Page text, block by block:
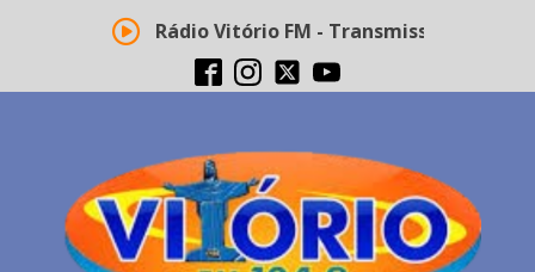
Rádio Vitório FM - Transmissão ao vivo